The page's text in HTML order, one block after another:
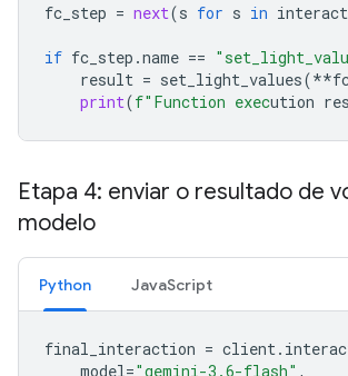
fc_step = next(s for s in
if fc_step .name ==
result = set_light_values(**
print(f"Function execution
Etapa 4: enviar o resultado de
modelo
Python JavaScript
final_interaction = client.
model="gemini-3.6-flash" ,